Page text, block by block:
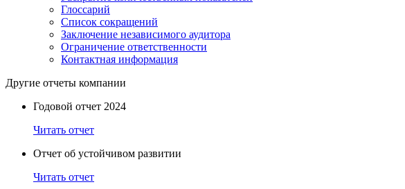
Глоссарий
Список сокращений
Заключение независимого аудитора
Ограничение ответственности
Контактная информация
Другие отчеты компании
Годовой отчет 2024
Читать отчет
Отчет об устойчивом развитии
Читать отчет